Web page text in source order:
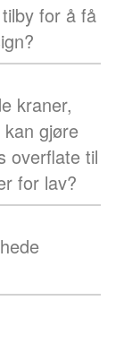
for å få
kraner,
gjøre
overflate til
for lav?